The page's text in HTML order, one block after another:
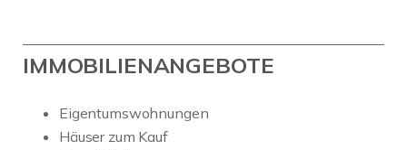
IMMOBILIENANGEBOTE
Eigentumswohnungen
Häuser zum Kauf